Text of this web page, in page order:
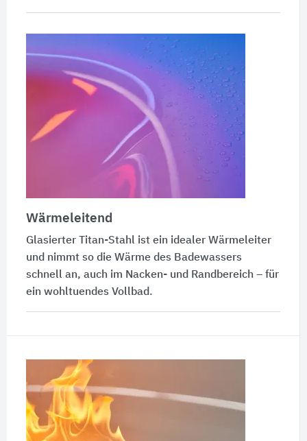
Wärmeleitend
Glasierter Titan-Stahl ist ein idealer Wärmeleiter
und nimmt so die Wärme des Badewassers
schnell an, auch im Nacken- und Randbereich – für
ein wohltuendes Vollbad.